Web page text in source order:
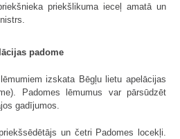
priekšlikuma ieceļ amatā un
padome
izskata Bēgļu lietu apelācijas
Padomes lēmumus var pārsūdzēt
gadījumos.
un četri Padomes locekļi.